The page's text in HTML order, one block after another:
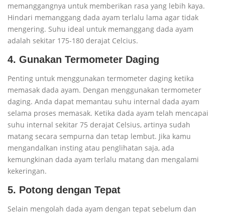
memanggangnya untuk memberikan rasa yang lebih kaya.
Hindari memanggang dada ayam terlalu lama agar tidak
mengering. Suhu ideal untuk memanggang dada ayam
adalah sekitar 175-180 derajat Celcius.
4. Gunakan Termometer Daging
Penting untuk menggunakan termometer daging ketika
memasak dada ayam. Dengan menggunakan termometer
daging. Anda dapat memantau suhu internal dada ayam
selama proses memasak. Ketika dada ayam telah mencapai
suhu internal sekitar 75 derajat Celsius, artinya sudah
matang secara sempurna dan tetap lembut. Jika kamu
mengandalkan insting atau penglihatan saja, ada
kemungkinan dada ayam terlalu matang dan mengalami
kekeringan.
5. Potong dengan Tepat
Selain mengolah dada ayam dengan tepat sebelum dan